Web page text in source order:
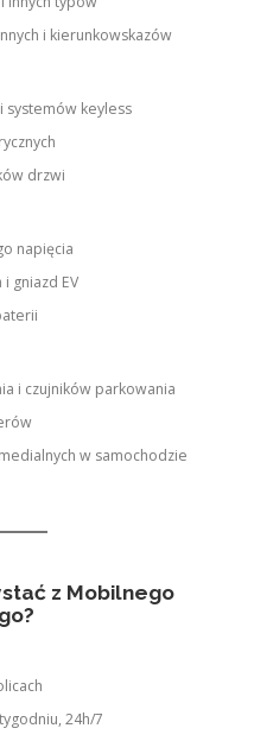
i kierunkowskazów
systemów keyless
drzwi
napięcia
gniazd EV
i czujników parkowania
w samochodzie
z Mobilnego
24h/7